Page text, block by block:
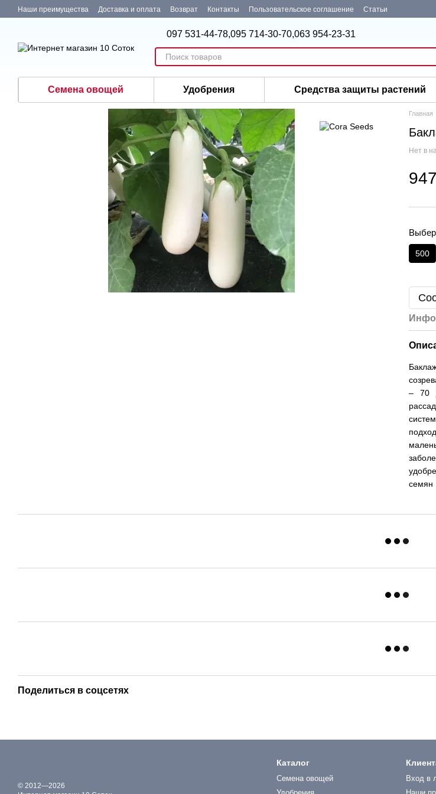
Перейти к основному контенту
Наши преимущества Доставка и оплата Возврат Контакты Пользовательское соглашение Статьи
097 531-44-78,095 714-30-70,063 954-23-31
Семена овощей Удобрения Средства защиты растений
Главная
Нет в
500
– 70
семян
Поделиться в соцсетях
© 2012—2026
Каталог
Семена овощей
Вход в